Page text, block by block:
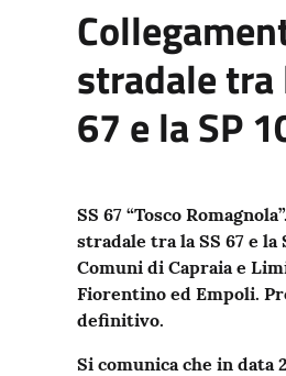
stradale tra
67 e la SP
SS 67 “Tosco
stradale tra la SS 67 e la
Comuni di Capraia e
Fiorentino ed Empoli.
definitivo.
Si comunica che in data